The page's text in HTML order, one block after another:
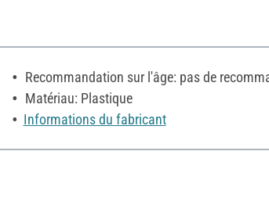
Recommandation sur l'âge: pas de
Matériau: Plastique
Informations du fabricant